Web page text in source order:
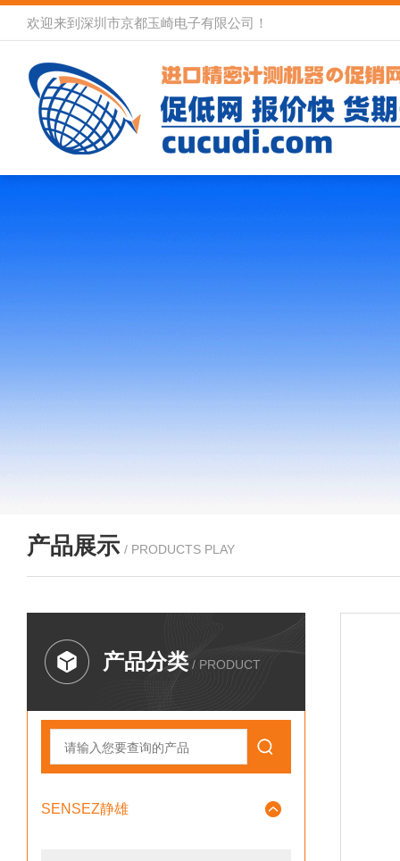
欢迎来到深圳市京都玉崎电子有限公司！
产品展示 / PRODUCTS PLAY
产品分类 / PRODUCT
SENSEZ静雄